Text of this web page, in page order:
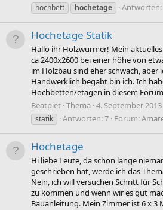
hochbett
hochetage Antworten:
Hochetage Statik
Hallo ihr Holzwürmer! Mein
ca 2400x2600 bei einer höhe von
im Holzbau sind eher schwach, aber
Handwerklich begabt bin ich. Ich
Hochbetten/etagen in diesem
Beatpiet Thema 4. September 2013
statik
Antworten: 7 Forum:
Hochetage
Hi liebe Leute, da schon lange
geschrieben hat, werde ich das
Nein, ich will versuchen Schritt für
zu kommen und wenn wir es gut
Bauanleitung. Mein Zimmer ist 6 x 3